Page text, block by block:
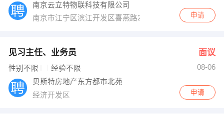
南京云立特物联科技有限公司
南京市江宁区滨江开发区喜燕路27号
申请
见习主任、业务员 面议
性别不限 经验不限
08-06
贝斯特房地产东方都市北苑
经济开发区
申请